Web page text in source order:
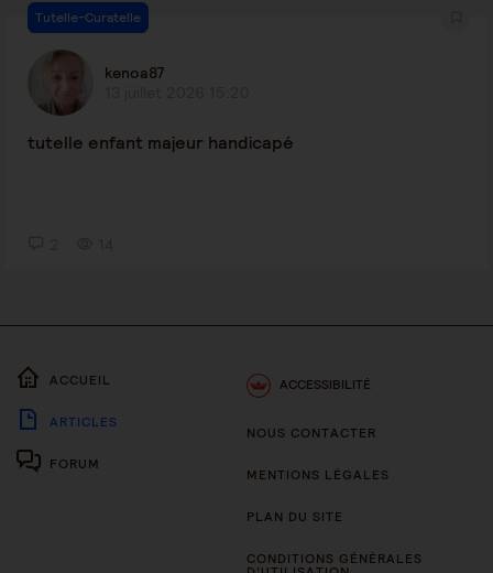
Tutelle-Curatelle
kenoa87
tutelle enfant majeur handicapé
ACCUEIL
ARTICLES
FORUM
ACCESSIBILITÉ
NOUS CONTACTER
MENTIONS LÉGALES
PLAN DU SITE
CONDITIONS GÉNÉRALES